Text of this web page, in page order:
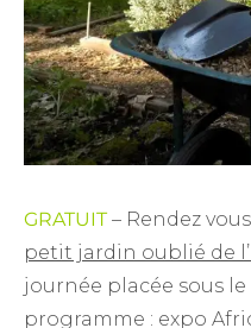
GRATUIT – Rendez
petit jardin oublié de
journée placée sous
programme : expo